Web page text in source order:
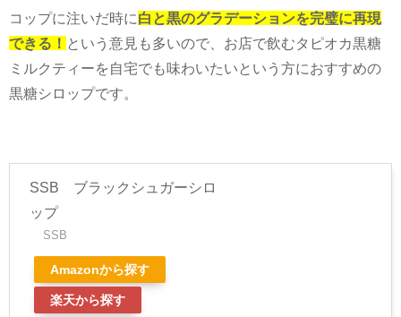
コップに注いだ時に白と黒のグラデーションを完璧に再現
できる！ という意見も多いので、お店で飲むタピオカ黒糖
ミルクティーを自宅でも味わいたいという方におすすめの
黒糖シロップです。
SSB ブラックシュガーシロ
ップ
SSB
Amazonから探す
楽天から探す